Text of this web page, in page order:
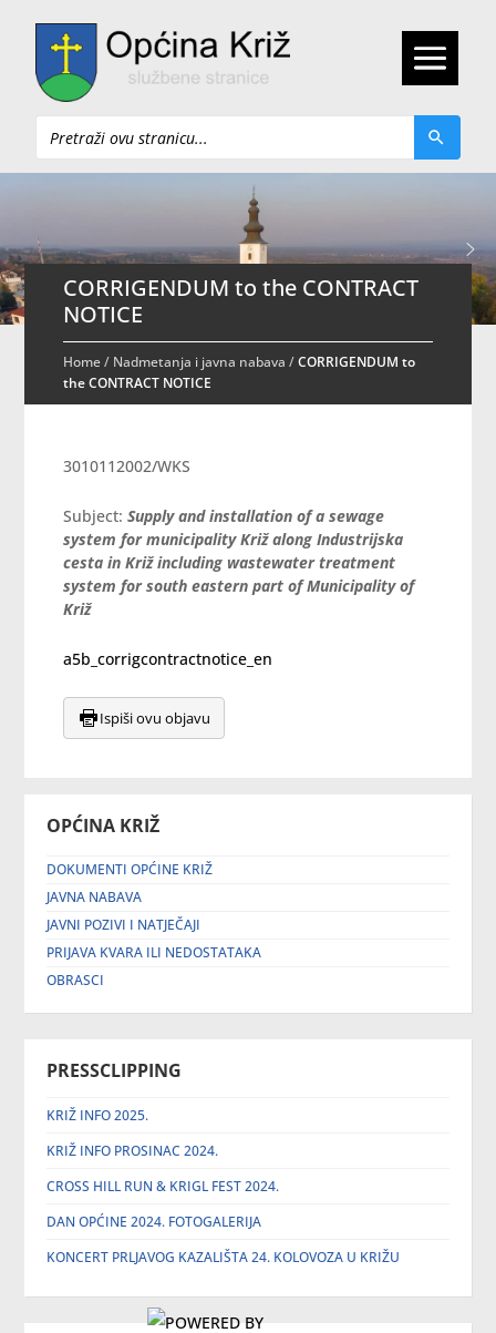
Pretraži
OPĆINA KRIŽ
DOKUMENTI OPĆINE KRIŽ
JAVNA NABAVA
JAVNI POZIVI I NATJEČAJI
PRIJAVA KVARA ILI NEDOSTATAKA
OBRASCI
PRESSCLIPPING
KRIŽ INFO 2025.
KRIŽ INFO PROSINAC 2024.
CROSS HILL RUN & KRIGL FEST 2024.
DAN OPĆINE 2024. FOTOGALERIJA
KONCERT PRLJAVOG KAZALIŠTA 24. KOLOVOZA U KRIŽU
CORRIGENDUM to the CONTRACT
NOTICE
Home/ Nadmetanja i javna nabava /CORRIGENDUM to
the CONTRACT NOTICE
3010112002/WKS
Subject:Supply and installation of a sewage
system for municipality Križ along Industrijska
cesta in Križ including wastewater treatment
system for south eastern part of Municipality of
Križ
a5b_corrigcontractnotice_en
Ispiši ovu objavu